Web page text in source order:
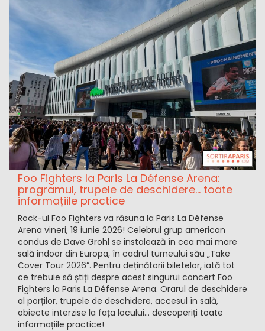
Foo Fighters la Paris La Défense Arena:
programul, trupele de deschidere... toate
informațiile practice
Rock-ul Foo Fighters va răsuna la Paris La Défense
Arena vineri, 19 iunie 2026! Celebrul grup american
condus de Dave Grohl se instalează în cea mai mare
sală indoor din Europa, în cadrul turneului său „Take
Cover Tour 2026”. Pentru deținătorii biletelor, iată tot
ce trebuie să știți despre acest singurui concert Foo
Fighters la Paris La Défense Arena. Orarul de deschidere
al porților, trupele de deschidere, accesul în sală,
obiecte interzise la fața locului... descoperiți toate
informațiile practice!